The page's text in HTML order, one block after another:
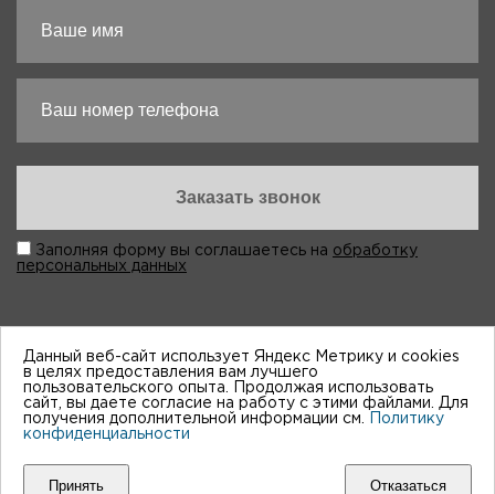
Заполняя форму вы соглашаетесь на обработку
персональных данных
“Виктория-Авто”, 1998-2026
Мы принимем к оплате:
Данный веб-сайт использует Яндекс Метрику и cookies
в целях предоставления вам лучшего
пользовательского опыта. Продолжая использовать
сайт, вы даете согласие на работу с этими файлами. Для
получения дополнительной информации см.
Политику
конфиденциальности
Принять Отказаться